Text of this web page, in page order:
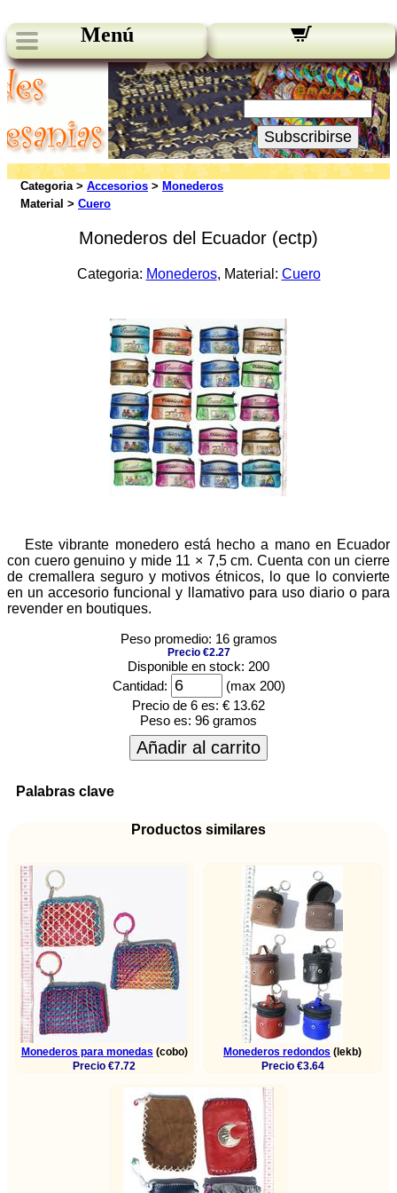
Menú
Novedades:
Su Email:
Subscribirse
Categoria > Accesorios > Monederos
Material > Cuero
Monederos del Ecuador (ectp)
Categoria: Monederos, Material: Cuero
Este vibrante monedero está hecho a mano en Ecuador
con cuero genuino y mide 11 × 7,5 cm. Cuenta con un cierre
de cremallera seguro y motivos étnicos, lo que lo convierte
en un accesorio funcional y llamativo para uso diario o para
revender en boutiques.
Peso promedio: 16 gramos
Precio €2.27
Disponible en stock: 200
Cantidad:
(max 200)
Precio de 6 es: € 13.62
Peso es: 96 gramos
Añadir al carrito
Palabras clave
Productos similares
Monederos para monedas (cobo)
Precio €7.72
Monederos redondos (lekb)
Precio €3.64